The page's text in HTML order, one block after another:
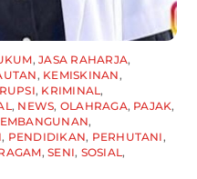
,JASA RAHARJA,
, KEMISKINAN ,
, KRIMINAL ,
, NEWS, OLAHRAGA, PAJAK,
,
, PENDIDIKAN, PERHUTANI ,
,SENI, SOSIAL ,